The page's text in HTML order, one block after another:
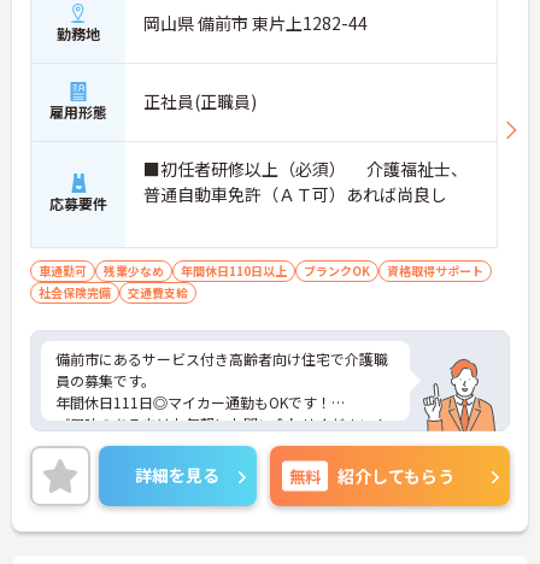
勤務地 岡山県 備前市 東片上1282-44
雇用形態 正社員(正職員)
応募要件
■初任者研修以上（必須） 介護福祉士、
普通自動車免許（ＡＴ可）あれば尚良し
車通勤可 残業少なめ 年間休日110日以上 ブランクOK
資格取得サポート
社会保険完備
交通費支給
備前市にあるサービス付き高齢者向け住宅で介護職
員の募集です。
年間休日111日◎マイカー通勤もOKです！
ご興味のある方はお気軽にお問い合わせください！
詳細を見る 無料 紹介してもらう